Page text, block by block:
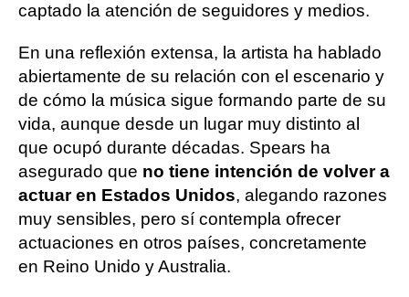
captado la atención de seguidores y medios.
En una reflexión extensa, la artista ha hablado
abiertamente de su relación con el escenario y
de cómo la música sigue formando parte de su
vida, aunque desde un lugar muy distinto al
que ocupó durante décadas. Spears ha
asegurado que no tiene intención de volver a
actuar en Estados Unidos, alegando razones
muy sensibles, pero sí contempla ofrecer
actuaciones en otros países, concretamente
en Reino Unido y Australia.